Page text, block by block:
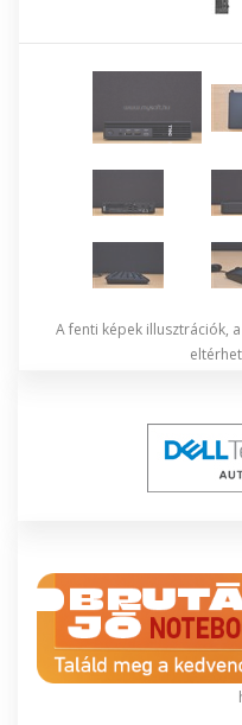
A fenti képek illusztrációk,